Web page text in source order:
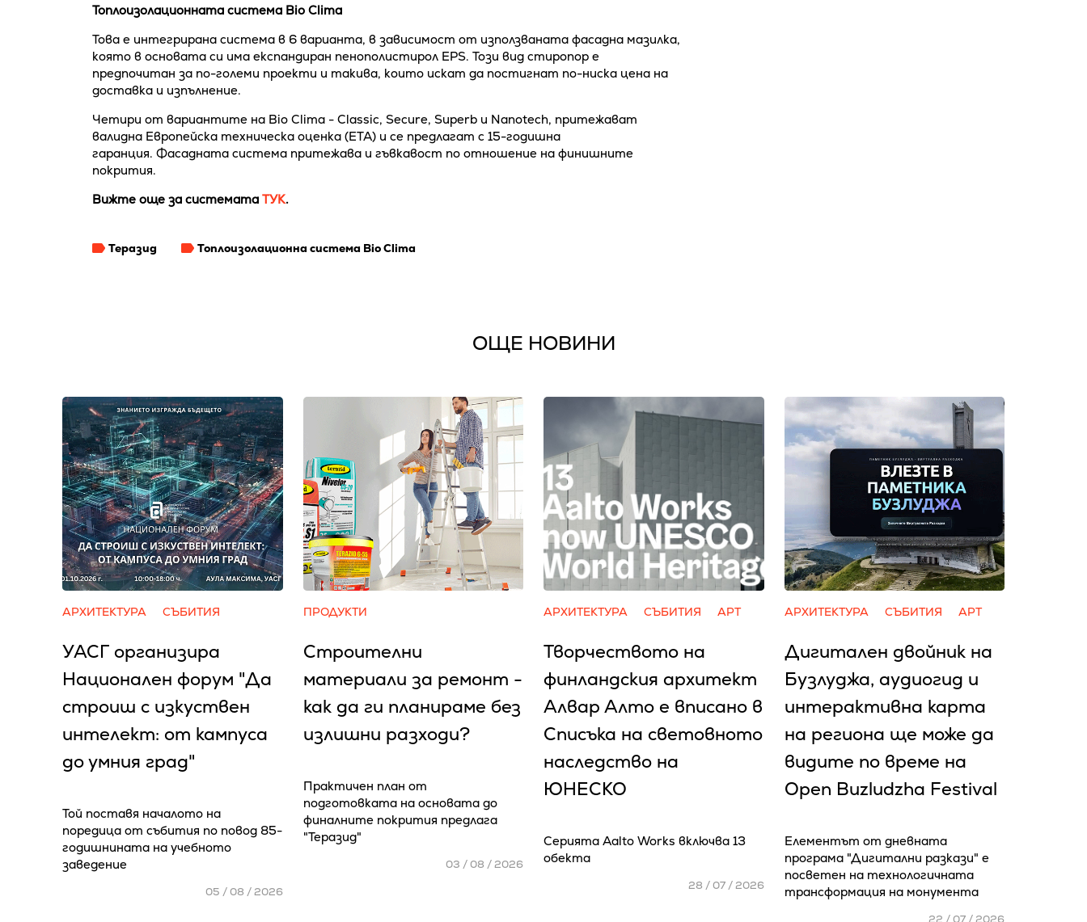
Топлоизолационната система Bio Clima
Това е интегрирана система в 6 варианта, в зависимост от използваната фасадна мазилка,
която в основата си има експандиран пенополистирол EPS. Този вид стиропор е
предпочитан за по-големи проекти и такива, които искат да постигнат по-ниска цена на
доставка и изпълнение.
Четири от вариантите на Bio Clima - Classic, Secure, Superb и Nanotech, притежават
валидна Европейска техническа оценка (ETA) и се предлагат с 15-годишна
гаранция. Фасадната система притежава и гъвкавост по отношение на финишните
покрития.
Вижте още за системата ТУК.
Теразид Топлоизолационна система Bio Clima
ОЩЕ НОВИНИ
АРХИТЕКТУРА СЪБИТИЯ
УАСГ организира
Национален форум "Да
строиш с изкуствен
интелект: от кампуса
до умния град"
Той поставя началото на
поредица от събития по повод 85-
годишнината на учебното
заведение
05 / 08 / 2026
ПРОДУКТИ
Строителни
материали за ремонт -
как да ги планираме без
излишни разходи?
Практичен план от
подготовката на основата до
финалните покрития предлага
"Теразид"
03 / 08 / 2026
АРХИТЕКТУРА СЪБИТИЯ АРТ
Творчеството на
финландския архитект
Алвар Алто е вписано в
Списъка на световното
наследство на
ЮНЕСКО
Серията Aalto Works включва 13
обекта
28 / 07 / 2026
АРХИТЕКТУРА СЪБИТИЯ АРТ
Дигитален двойник на
Бузлуджа, аудиогид и
интерактивна карта
на региона ще може да
видите по време на
Open Buzludzha Festival
Елементът от дневната
програма "Дигитални разкази" е
посветен на технологичната
трансформация на монумента
22 / 07 / 2026